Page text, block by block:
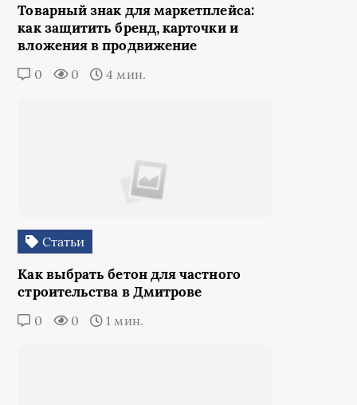
Товарный знак для маркетплейса:
как защитить бренд, карточки и
вложения в продвижение
0 0 4 мин.
Статьи
Как выбрать бетон для частного
строительства в Дмитрове
0 0 1 мин.